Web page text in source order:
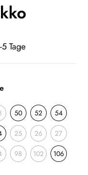
Tage
50 52 54
25 26 27
98 102 106